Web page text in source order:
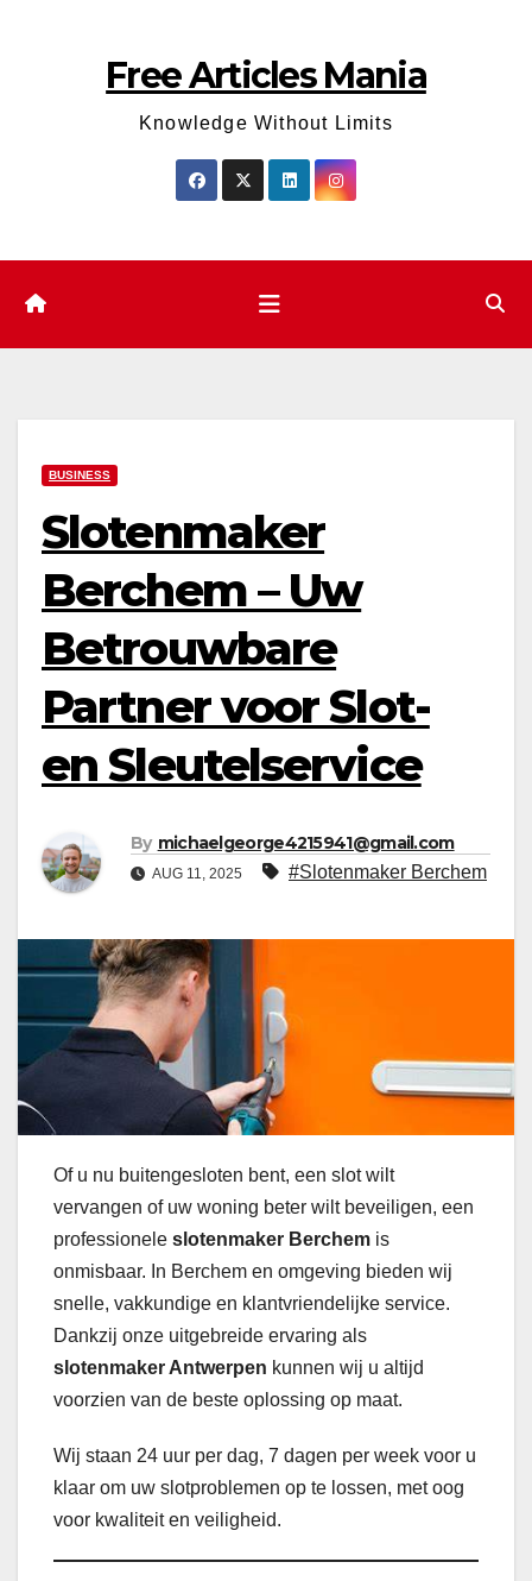
Free Articles Mania
Knowledge Without Limits
BUSINESS
Slotenmaker
Berchem – Uw
Betrouwbare
Partner voor Slot-
en Sleutelservice
By michaelgeorge4215941@gmail.com
AUG 11, 2025 #Slotenmaker Berchem
Of u nu buitengesloten bent, een slot wilt
vervangen of uw woning beter wilt beveiligen, een
professionele slotenmaker Berchem is
onmisbaar. In Berchem en omgeving bieden wij
snelle, vakkundige en klantvriendelijke service.
Dankzij onze uitgebreide ervaring als
slotenmaker Antwerpen kunnen wij u altijd
voorzien van de beste oplossing op maat.
Wij staan 24 uur per dag, 7 dagen per week voor u
klaar om uw slotproblemen op te lossen, met oog
voor kwaliteit en veiligheid.